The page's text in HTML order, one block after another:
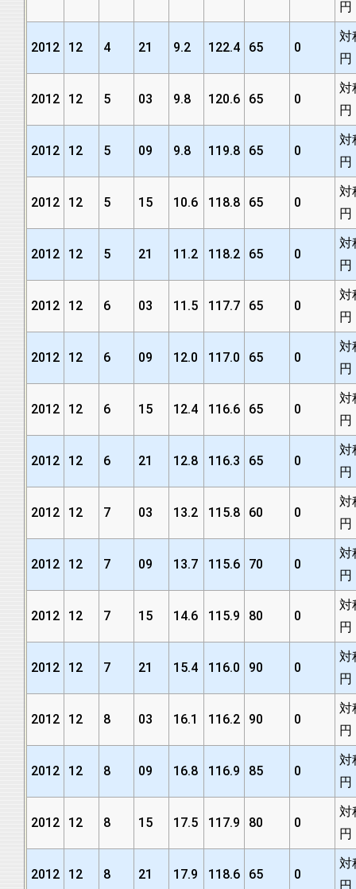
円
2012 12 4 21 9.2 122.4 65 0
対
円
2012 12 5 03 9.8 120.6 65 0
対
円
2012 12 5 09 9.8 119.8 65 0
対
円
2012 12 5 15 10.6 118.8 65 0
対
円
2012 12 5 21 11.2 118.2 65 0
対
円
2012 12 6 03 11.5 117.7 65 0
対
円
2012 12 6 09 12.0 117.0 65 0
対
円
2012 12 6 15 12.4 116.6 65 0
対
円
2012 12 6 21 12.8 116.3 65 0
対
円
2012 12 7 03 13.2 115.8 60 0
対
円
2012 12 7 09 13.7 115.6 70 0
対
円
2012 12 7 15 14.6 115.9 80 0
対
円
2012 12 7 21 15.4 116.0 90 0
対
円
2012 12 8 03 16.1 116.2 90 0
対
円
2012 12 8 09 16.8 116.9 85 0
対
円
2012 12 8 15 17.5 117.9 80 0
対
円
2012 12 8 21 17.9 118.6 65 0
対
円